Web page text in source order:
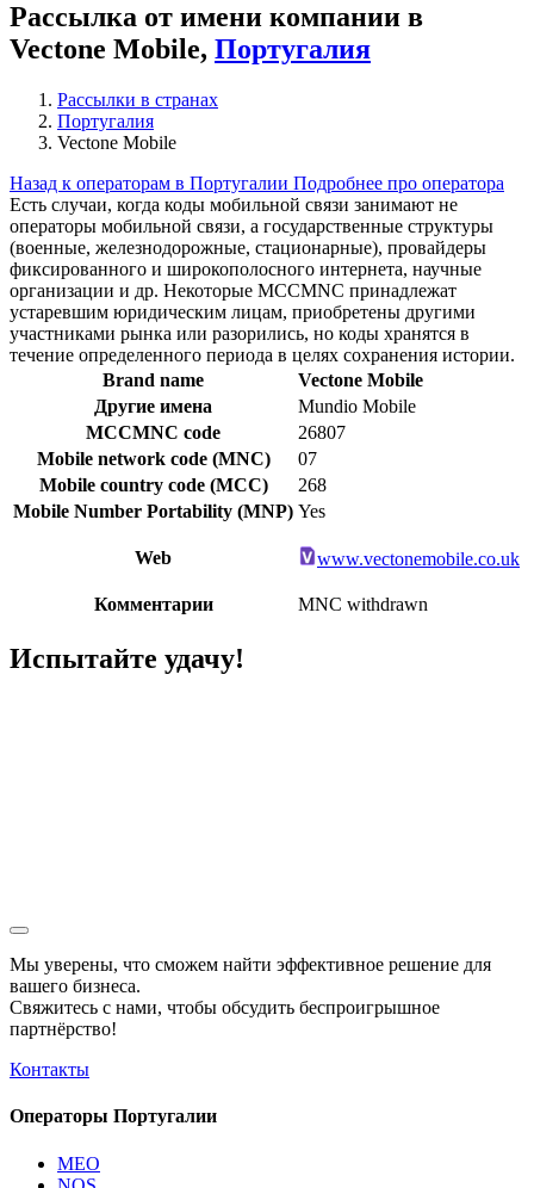
Рассылка от имени компании в
Vectone Mobile, Португалия
Рассылки в странах
Португалия
Vectone Mobile
Назад к операторам в Португалии Подробнее про оператора
Есть случаи, когда коды мобильной связи занимают не
операторы мобильной связи, а государственные структуры
(военные, железнодорожные, стационарные), провайдеры
фиксированного и широкополосного интернета, научные
организации и др. Некоторые MCCMNC принадлежат
устаревшим юридическим лицам, приобретены другими
участниками рынка или разорились, но коды хранятся в
течение определенного периода в целях сохранения истории.
Brand name
Vectone Mobile
Другие имена
Mundio Mobile
MCCMNC code
26807
Mobile network code (MNC)
07
Mobile country code (MCC)
268
Mobile Number Portability (MNP) Yes
Web www.vectonemobile.co.uk
Комментарии MNC withdrawn
Испытайте удачу!
Мы уверены, что сможем найти эффективное решение для
вашего бизнеса.
Свяжитесь с нами, чтобы обсудить беспроигрышное
партнёрство!
Контакты
Операторы Португалии
MEO